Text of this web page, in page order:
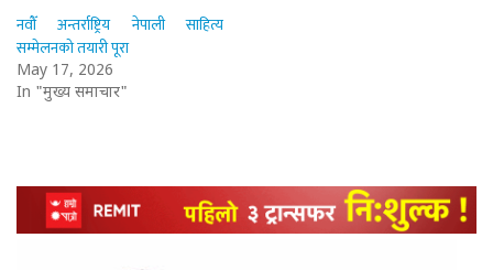
नवौँ अन्तर्राष्ट्रिय नेपाली साहित्य
सम्मेलनको तयारी पूरा
May 17, 2026
In "मुख्य समाचार"